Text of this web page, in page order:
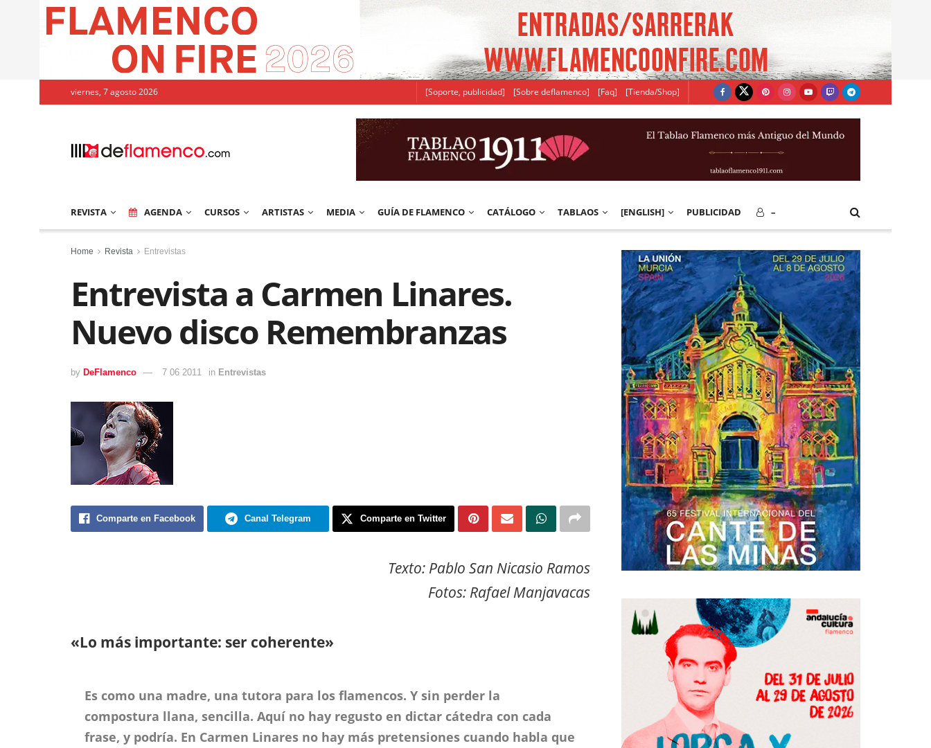
viernes, 7 agosto 2026 [Soporte, publicidad] [Sobre deflamenco] [Faq] [Tienda/Shop]
REVISTA AGENDA CURSOS ARTISTAS MEDIA GUÍA DE FLAMENCO CATÁLOGO TABLAOS [ENGLISH] PUBLICIDAD –
Home Revista Entrevistas
Entrevista a Carmen Linares.
Nuevo disco Remembranzas
by DeFlamenco 7 06 2011 in Entrevistas
Comparte en Facebook Canal Telegram Comparte en Twitter
Texto: Pablo San Nicasio Ramos
Fotos: Rafael Manjavacas
«Lo más importante: ser coherente»
Es como una madre, una tutora para los flamencos. Y sin perder la
compostura llana, sencilla. Aquí no hay regusto en dictar cátedra con cada
frase, y podría. En Carmen Linares no hay más pretensiones cuando habla que